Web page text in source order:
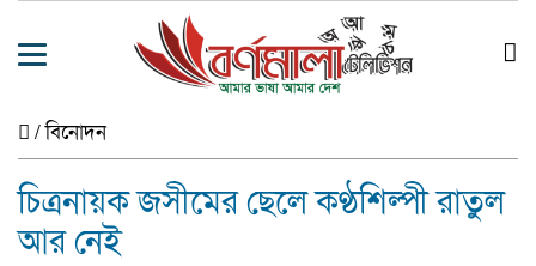
/বিনোদন
চিত্রনায়ক জসীমের ছেলে কণ্ঠশিল্পী রাতুল
আর নেই